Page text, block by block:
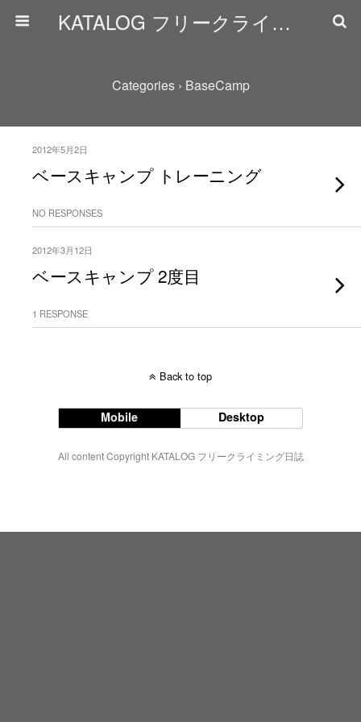
KATALOG フリークライミング日誌
Categories › BaseCamp
2012年5月2日
ベースキャンプ トレーニング
NO RESPONSES
2012年3月12日
ベースキャンプ 2度目
1 RESPONSE
Back to top
Mobile Desktop
All content Copyright KATALOG フリークライミング日誌